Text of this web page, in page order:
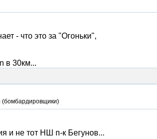
- что это за "Огоньки",
в 30км...
(бомбардировщики)
и не тот НШ п-к Бегунов...